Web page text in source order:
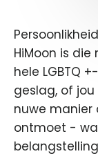
HiMoon is
hele LGBTQ
geslag, of jou
nuwe manier
ontmoet -